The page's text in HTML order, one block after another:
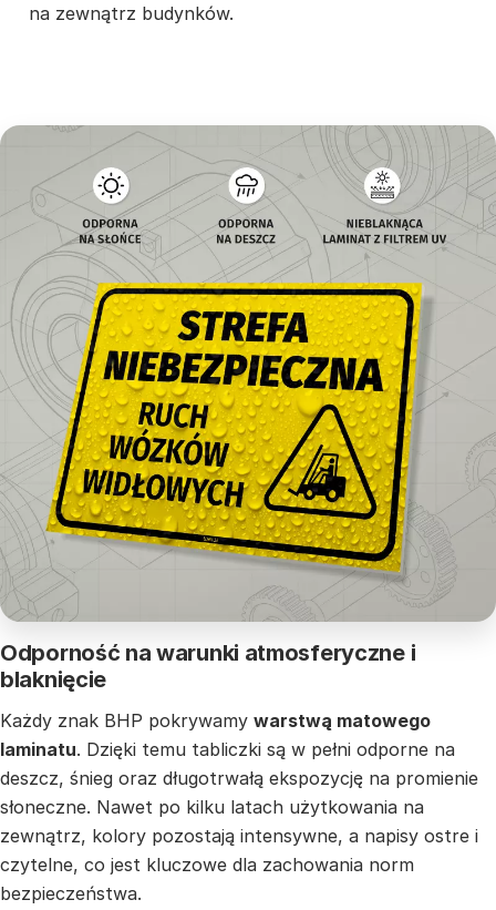
na zewnątrz budynków.
Odporność na warunki atmosferyczne i
blaknięcie
Każdy znak BHP pokrywamy warstwą matowego
laminatu. Dzięki temu tabliczki są w pełni odporne na
deszcz, śnieg oraz długotrwałą ekspozycję na promienie
słoneczne. Nawet po kilku latach użytkowania na
zewnątrz, kolory pozostają intensywne, a napisy ostre i
czytelne, co jest kluczowe dla zachowania norm
bezpieczeństwa.